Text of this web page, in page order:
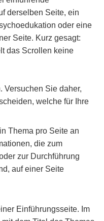
derselben Seite, ein
oder eine
Seite. Kurz gesagt:
das Scrollen keine
Versuchen Sie daher,
welche für Ihre
Thema pro Seite an
die zum
zur Durchführung
auf einer Seite
Einführungsseite. Im